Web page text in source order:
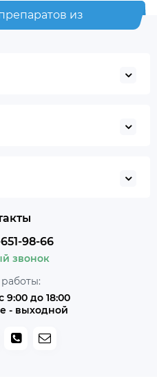
из
98-66
звонок
до 18:00
- выходной